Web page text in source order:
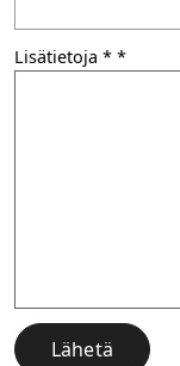
Lisätietoja *
Lähetä